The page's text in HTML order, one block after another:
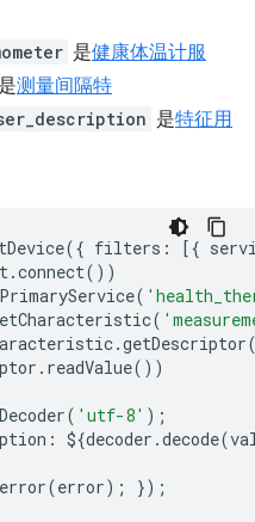
是健康体温计服
是测量间隔特
是特征用
({ filters : [{
.connect())
(
(
.getDescriptor
. readValue())
( 'utf-8' );
: ${decoder .decode(
error(error); });